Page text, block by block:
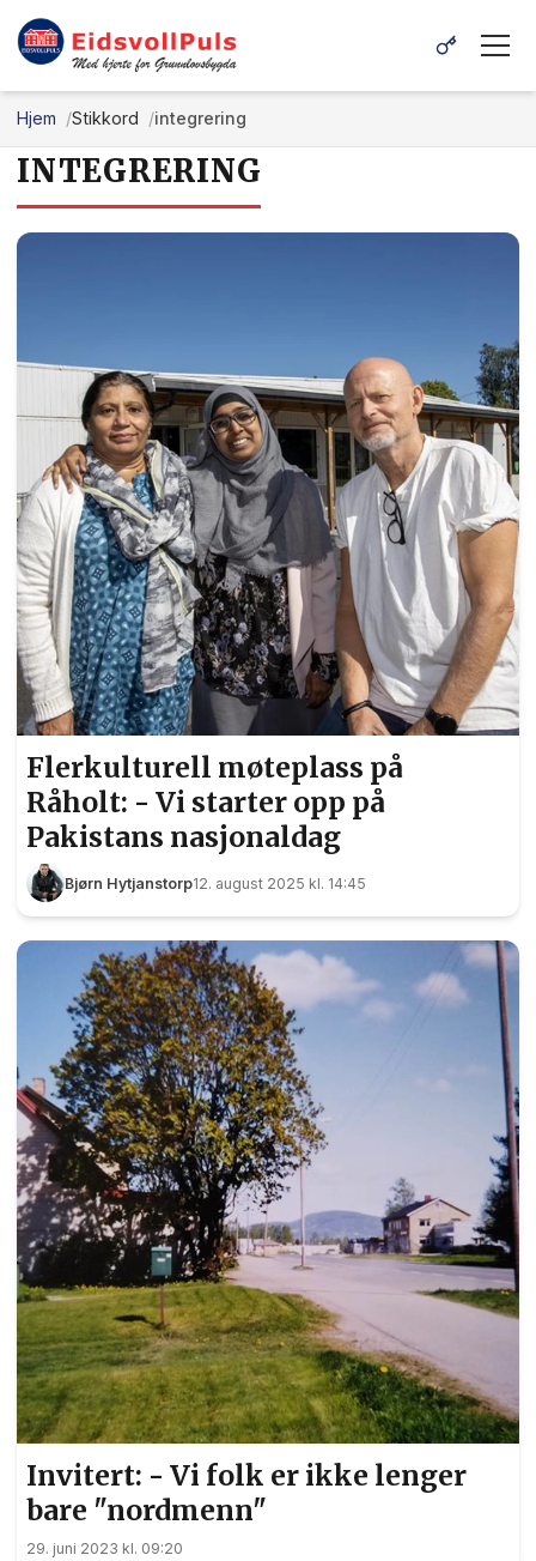
Hjem Stikkord integrering
INTEGRERING
Flerkulturell møteplass på
Råholt: - Vi starter opp på
Pakistans nasjonaldag
Bjørn Hytjanstorp12. august 2025 kl. 14:45
Invitert: - Vi folk er ikke lenger
bare "nordmenn"
29. juni 2023 kl. 09:20